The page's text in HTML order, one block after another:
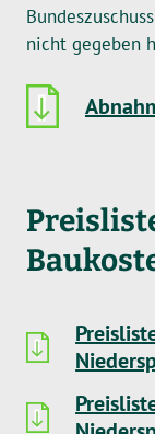
nicht gegeben